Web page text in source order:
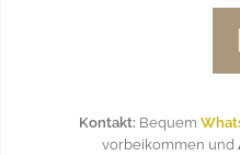
Kontakt: Bequem
vorbeikommen und